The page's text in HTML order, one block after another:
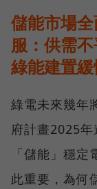
儲能市場
服：供需
綠能建置緩
綠電未來幾年
府計畫2025
「儲能」穩
此重要，為何